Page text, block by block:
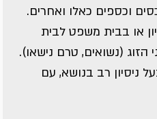
וכספים כאלו ואחרים.
או בבית משפט לבית
(נשואים, טרם נישאו).
ניסיון רב בנושא, עם